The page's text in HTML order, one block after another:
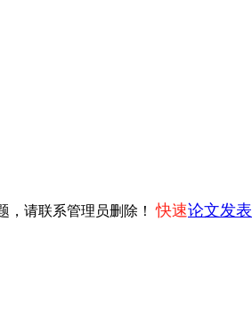
，请联系管理员删除！快速论文发表